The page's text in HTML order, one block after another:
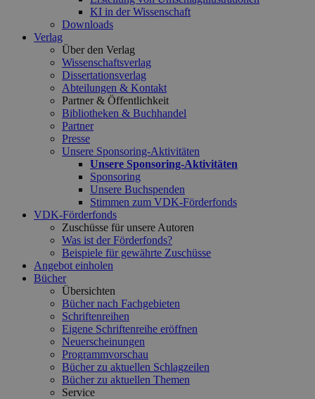
KI in der Wissenschaft
Downloads
Verlag
Über den Verlag
Wissenschaftsverlag
Dissertationsverlag
Abteilungen & Kontakt
Partner & Öffentlichkeit
Bibliotheken & Buchhandel
Partner
Presse
Unsere Sponsoring-Aktivitäten
Unsere Sponsoring-Aktivitäten
Sponsoring
Unsere Buchspenden
Stimmen zum VDK-Förderfonds
VDK-Förderfonds
Zuschüsse für unsere Autoren
Was ist der Förderfonds?
Beispiele für gewährte Zuschüsse
Angebot einholen
Bücher
Übersichten
Bücher nach Fachgebieten
Schriftenreihen
Eigene Schriftenreihe eröffnen
Neuerscheinungen
Programmvorschau
Bücher zu aktuellen Schlagzeilen
Bücher zu aktuellen Themen
Service